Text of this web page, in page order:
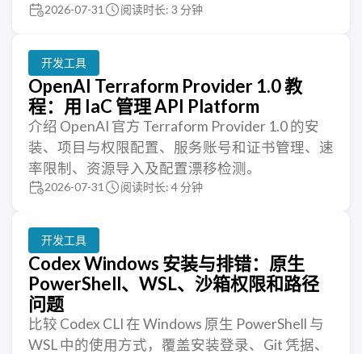
2026-07-31 阅读时长: 3 分钟
开发工具
OpenAI Terraform Provider 1.0 教
程：用 IaC 管理 API Platform
介绍 OpenAI 官方 Terraform Provider 1.0 的安
装、项目与权限配置、服务账号和证书管理、速
率限制、资源导入及配置漂移检测。
2026-07-31 阅读时长: 4 分钟
开发工具
Codex Windows 安装与排错：原生
PowerShell、WSL、沙箱权限和路径
问题
比较 Codex CLI 在 Windows 原生 PowerShell 与
WSL 中的使用方式，覆盖安装登录、Git 凭据、